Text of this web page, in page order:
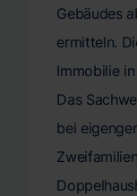
Gebäudes
ermitteln.
Immobilie
Das
bei